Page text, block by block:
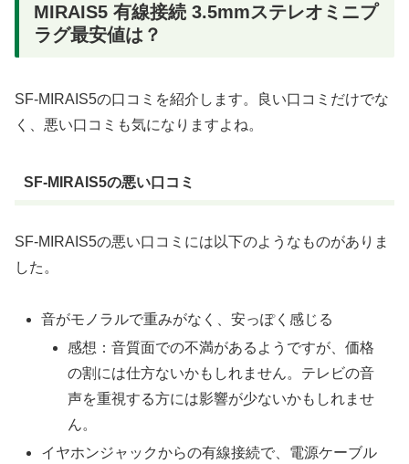
MIRAIS5 有線接続 3.5mmステレオミニプ
ラグ最安値は？
SF-MIRAIS5の口コミを紹介します。良い口コミだけでな
く、悪い口コミも気になりますよね。
SF-MIRAIS5の悪い口コミ
SF-MIRAIS5の悪い口コミには以下のようなものがありま
した。
音がモノラルで重みがなく、安っぽく感じる
感想：音質面での不満があるようですが、価格
の割には仕方ないかもしれません。テレビの音
声を重視する方には影響が少ないかもしれませ
ん。
イヤホンジャックからの有線接続で、電源ケーブル